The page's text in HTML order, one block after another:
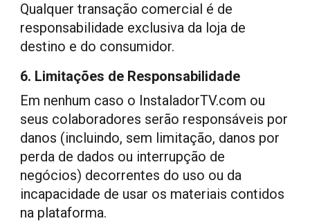
Qualquer transação comercial é de
responsabilidade exclusiva da loja de
destino e do consumidor.
6. Limitações de Responsabilidade
Em nenhum caso o InstaladorTV.com ou
seus colaboradores serão responsáveis por
danos (incluindo, sem limitação, danos por
perda de dados ou interrupção de
negócios) decorrentes do uso ou da
incapacidade de usar os materiais contidos
na plataforma.